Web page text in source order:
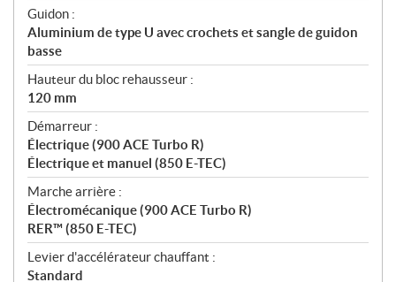
Guidon :
Aluminium de type U avec crochets et sangle de guidon
basse
Hauteur du bloc rehausseur :
120 mm
Démarreur :
Électrique (900 ACE Turbo R)
Électrique et manuel (850 E-TEC)
Marche arrière :
Électromécanique (900 ACE Turbo R)
RER™ (850 E-TEC)
Levier d'accélérateur chauffant :
Standard